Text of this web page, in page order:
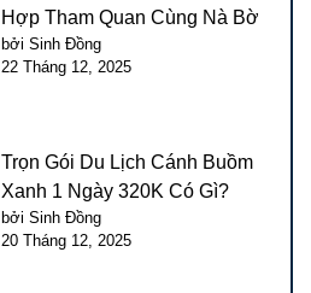
Hợp Tham Quan Cùng Nà Bờ
bởi Sinh Đồng
22 Tháng 12, 2025
Trọn Gói Du Lịch Cánh Buồm
Xanh 1 Ngày 320K Có Gì?
bởi Sinh Đồng
20 Tháng 12, 2025